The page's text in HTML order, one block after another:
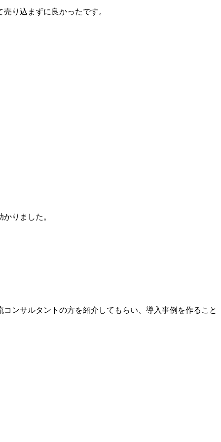
り込まずに良かったです。
りました。
ンサルタントの方を紹介してもらい、導入事例を作ること